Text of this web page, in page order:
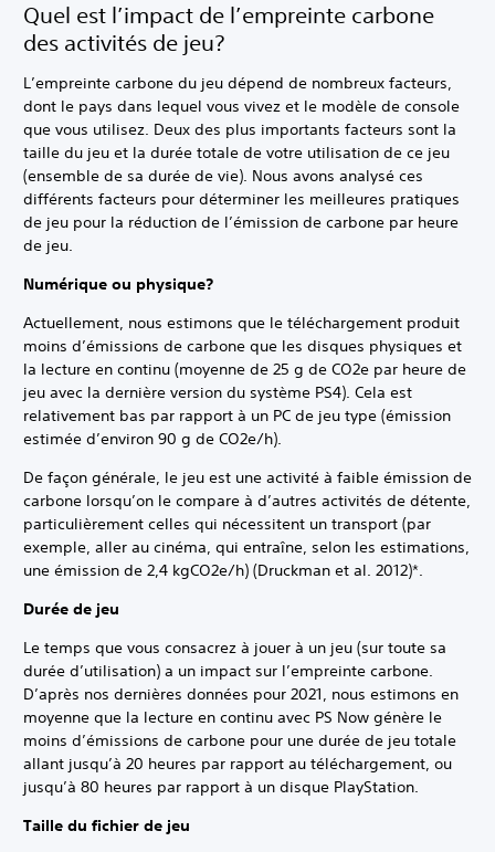
Quel est l’impact de l’empreinte carbone
des activités de jeu?
L’empreinte carbone du jeu dépend de nombreux facteurs,
dont le pays dans lequel vous vivez et le modèle de console
que vous utilisez. Deux des plus importants facteurs sont la
taille du jeu et la durée totale de votre utilisation de ce jeu
(ensemble de sa durée de vie). Nous avons analysé ces
différents facteurs pour déterminer les meilleures pratiques
de jeu pour la réduction de l’émission de carbone par heure
de jeu.
Numérique ou physique?
Actuellement, nous estimons que le téléchargement produit
moins d’émissions de carbone que les disques physiques et
la lecture en continu (moyenne de 25 g de CO2e par heure de
jeu avec la dernière version du système PS4). Cela est
relativement bas par rapport à un PC de jeu type (émission
estimée d’environ 90 g de CO2e/h).
De façon générale, le jeu est une activité à faible émission de
carbone lorsqu’on le compare à d’autres activités de détente,
particulièrement celles qui nécessitent un transport (par
exemple, aller au cinéma, qui entraîne, selon les estimations,
une émission de 2,4 kgCO2e/h) (Druckman et al. 2012)*.
Durée de jeu
Le temps que vous consacrez à jouer à un jeu (sur toute sa
durée d’utilisation) a un impact sur l’empreinte carbone.
D’après nos dernières données pour 2021, nous estimons en
moyenne que la lecture en continu avec PS Now génère le
moins d’émissions de carbone pour une durée de jeu totale
allant jusqu’à 20 heures par rapport au téléchargement, ou
jusqu’à 80 heures par rapport à un disque PlayStation.
Taille du fichier de jeu